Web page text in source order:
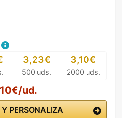
3,23€
500 uds.
3,10€
2000 uds.
ud.
PERSONALIZA